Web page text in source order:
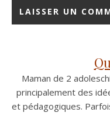
Maman de 2
principalement des
et pédagogiques.